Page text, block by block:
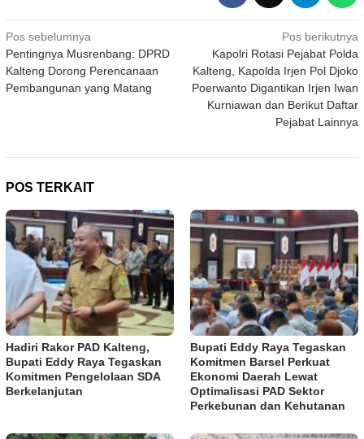
Navigasi
pos
Pos sebelumnya
Pentingnya Musrenbang: DPRD
Kalteng Dorong Perencanaan
Pembangunan yang Matang
Pos berikutnya
Kapolri Rotasi Pejabat Polda
Kalteng, Kapolda Irjen Pol Djoko
Poerwanto Digantikan Irjen Iwan
Kurniawan dan Berikut Daftar
Pejabat Lainnya
POS TERKAIT
Hadiri Rakor PAD Kalteng,
Bupati Eddy Raya Tegaskan
Komitmen Pengelolaan SDA
Berkelanjutan
Bupati Eddy Raya Tegaskan
Komitmen Barsel Perkuat
Ekonomi Daerah Lewat
Optimalisasi PAD Sektor
Perkebunan dan Kehutanan